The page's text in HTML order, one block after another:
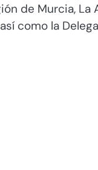
de Murcia,
como la